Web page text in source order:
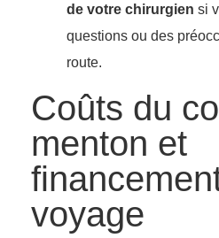
de votre chirurgien si
questions ou des
route.
Coûts du
menton et
voyage